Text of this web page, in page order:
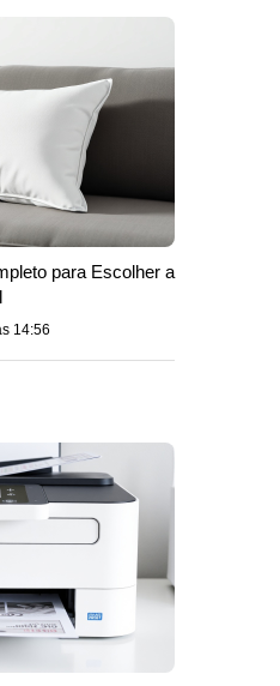
para Escolher a
14:56